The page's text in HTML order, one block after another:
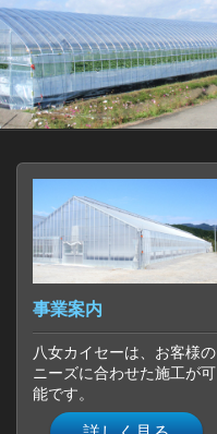
事業案内
八女カイセーは、お客様の
ニーズに合わせた施工が可
能です。